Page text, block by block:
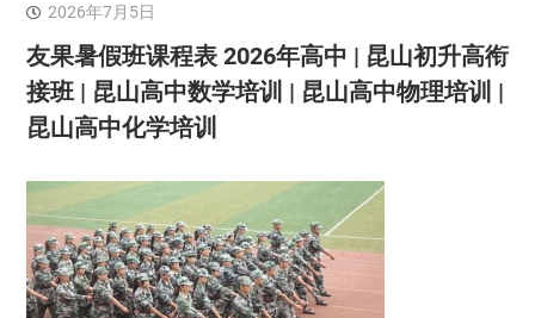
2026年7月5日
友果暑假班课程表 2026年高中 | 昆山初升高衔
接班 | 昆山高中数学培训 | 昆山高中物理培训 |
昆山高中化学培训